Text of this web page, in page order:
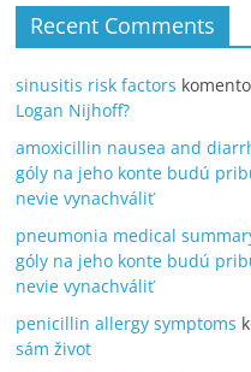
Recent Comments
sinusitis risk factors
Logan Nijhoff?
amoxicillin nausea and
góly na jeho konte budú
nevie vynachváliť
pneumonia medical
góly na jeho konte budú
nevie vynachváliť
penicillin allergy symptoms
sám život